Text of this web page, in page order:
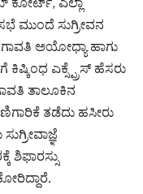
ಮುಂದೆ ಸುಗ್ರೀವನ
ಅಯೋಧ್ಯಾ ಹಾಗು
ಕಿಷ್ಕಿಂಧ ಎಕ್ಸ್ಪ್ರೆಸ್ ಹೆಸರು
ತಾಲೂಕಿನ
ತಡೆದು ಹಸೀರು
ಶಿಫಾರಸ್ಸು